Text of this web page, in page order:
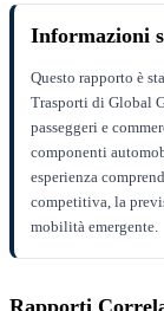
Informazioni
Questo rapporto è
Trasporti di Global
passeggeri e
componenti
esperienza
competitiva, la
mobilità emergente.